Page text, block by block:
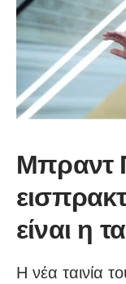
Μπραντ
είναι η
Η νέα ταινία